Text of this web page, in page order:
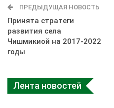
ПРЕДЫДУЩАЯ НОВОСТЬ
Принята стратеги
развития села
Чишмикиой на 2017-2022
годы
Лента новостей